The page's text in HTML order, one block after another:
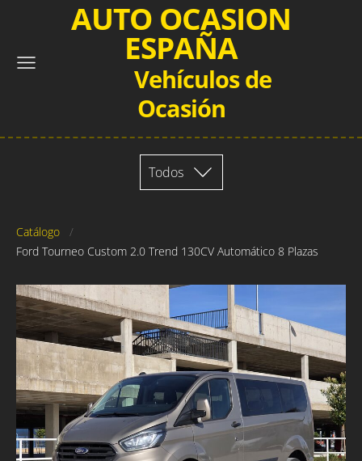
AUTO OCASION
ESPAÑA
Vehículos de
Ocasión
Todos
Catálogo
Ford Tourneo Custom 2.0 Trend 130CV Automático 8 Plazas